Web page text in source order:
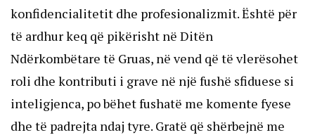
konfidencialitetit dhe profesionalizmit. Është për
të ardhur keq që pikërisht në Ditën
Ndërkombëtare të Gruas, në vend që të vlerësohet
roli dhe kontributi i grave në një fushë sfiduese si
inteligjenca, po bëhet fushatë me komente fyese
dhe të padrejta ndaj tyre. Gratë që shërbejnë me